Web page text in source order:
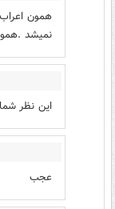
همون
نمیشد
این نظر
عجب